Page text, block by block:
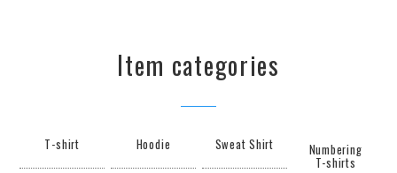
Item categories
T-shirt Hoodie Sweat Shirt Numbering
T-shirts